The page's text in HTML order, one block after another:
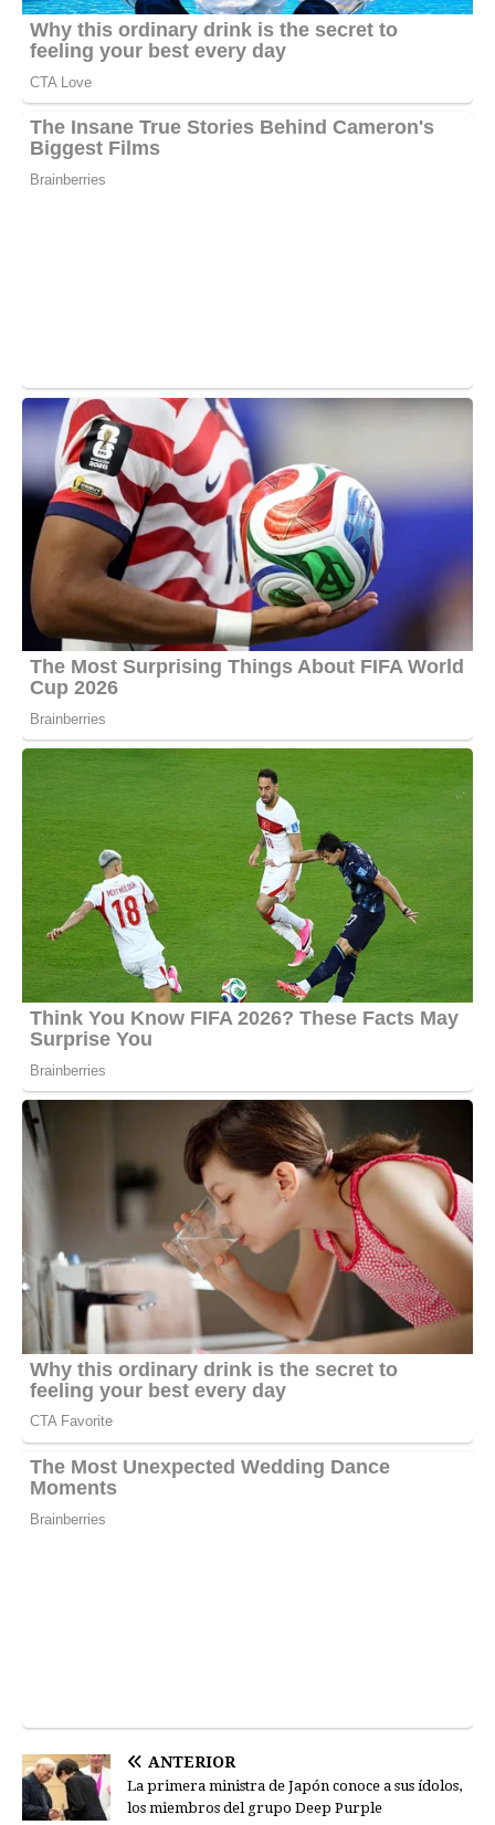
ANTERIOR
La primera ministra de Japón conoce a sus ídolos,
los miembros del grupo Deep Purple